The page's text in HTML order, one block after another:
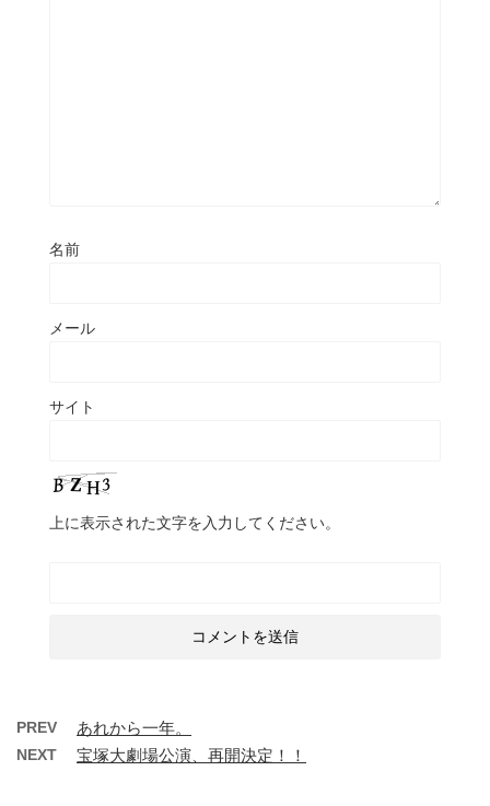
名前
メール
サイト
上に表示された文字を入力してください。
PREV あれから一年。
NEXT 宝塚大劇場公演、再開決定！！